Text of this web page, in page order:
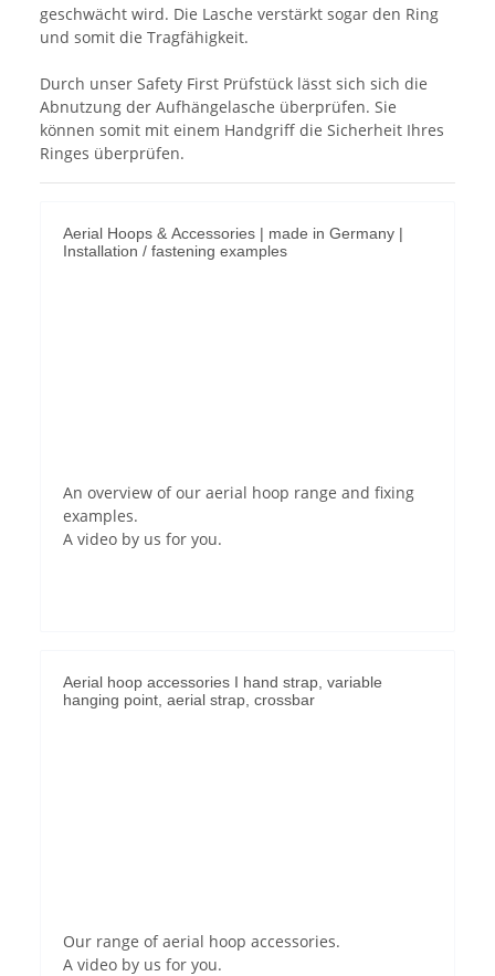
geschwächt wird. Die Lasche verstärkt sogar den Ring
und somit die Tragfähigkeit.
Durch unser Safety First Prüfstück lässt sich sich die
Abnutzung der Aufhängelasche überprüfen. Sie
können somit mit einem Handgriff die Sicherheit Ihres
Ringes überprüfen.
Aerial Hoops & Accessories | made in Germany |
Installation / fastening examples
An overview of our aerial hoop range and fixing
examples.
A video by us for you.
Aerial hoop accessories I hand strap, variable
hanging point, aerial strap, crossbar
Our range of aerial hoop accessories.
A video by us for you.